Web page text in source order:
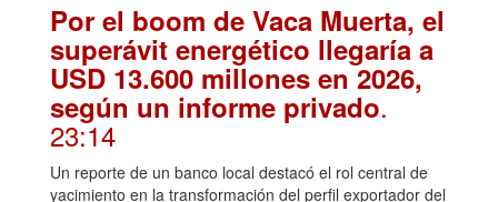
Por el boom de Vaca Muerta, el
superávit energético llegaría a
USD 13.600 millones en 2026,
según un informe privado.
23:14
Un reporte de un banco local destacó el rol central de
yacimiento en la transformación del perfil exportador del